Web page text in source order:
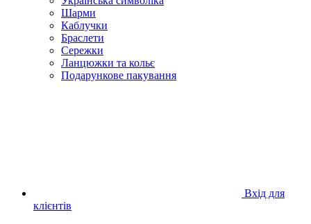
Шарми
Каблучки
Браслети
Сережки
Ланцюжки та кольє
Подарункове пакування
Вхід для
клієнтів